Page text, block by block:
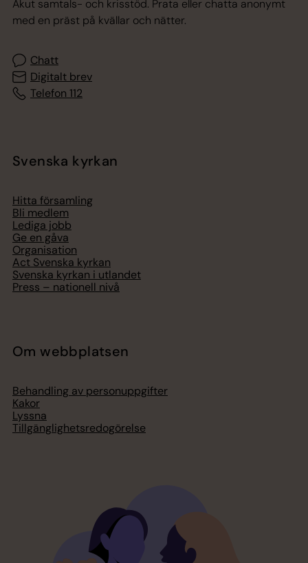
Akut samtals- och krisstöd. Prata eller chatta anonymt
med en präst på kvällar och nätter.
Chatt
Digitalt brev
Telefon 112
Svenska kyrkan
Hitta församling
Bli medlem
Lediga jobb
Ge en gåva
Organisation
Act Svenska kyrkan
Svenska kyrkan i utlandet
Press – nationell nivå
Om webbplatsen
Behandling av personuppgifter
Kakor
Lyssna
Tillgänglighetsredogörelse